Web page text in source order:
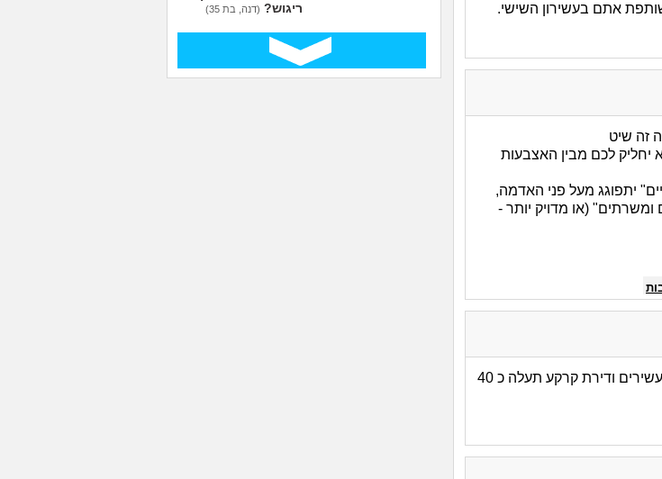
אתם בעשירון השישי.
זה שיט
לכם מבין האצבעות
יתפוגג מעל פני האדמה,
(או מדויק יותר -
תמשיכו בשכירות, עוד מעט כולם יהיו עשירים ודירת קרקע תעלה כ 40
ריגוש? (דנה, בת 35)